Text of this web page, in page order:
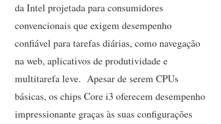
da Intel projetada para consumidores
convencionais que exigem desempenho
confiável para tarefas diárias, como navegação
na web, aplicativos de produtividade e
multitarefa leve. Apesar de serem CPUs
básicas, os chips Core i3 oferecem desempenho
impressionante graças às suas configurações